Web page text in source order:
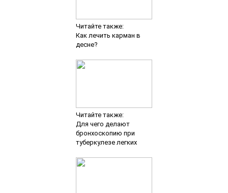
Читайте также:
Как лечить карман в
десне?
Читайте также:
Для чего делают
бронхоскопию при
туберкулезе легких